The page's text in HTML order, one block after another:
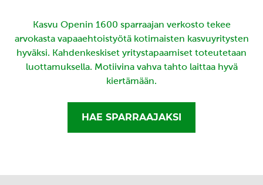
Kasvu Openin 1600 sparraajan verkosto tekee
arvokasta vapaaehtoistyötä kotimaisten kasvuyritysten
hyväksi. Kahdenkeskiset yritystapaamiset toteutetaan
luottamuksella. Motiivina vahva tahto laittaa hyvä
kiertämään.
HAE SPARRAAJAKSI